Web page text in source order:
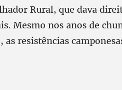
Rural, que dava
Mesmo nos anos de
as resistências